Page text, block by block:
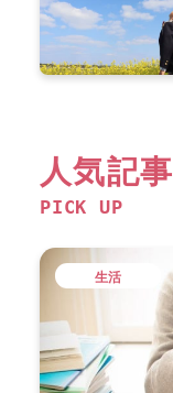
人気記事
PICK UP
生活